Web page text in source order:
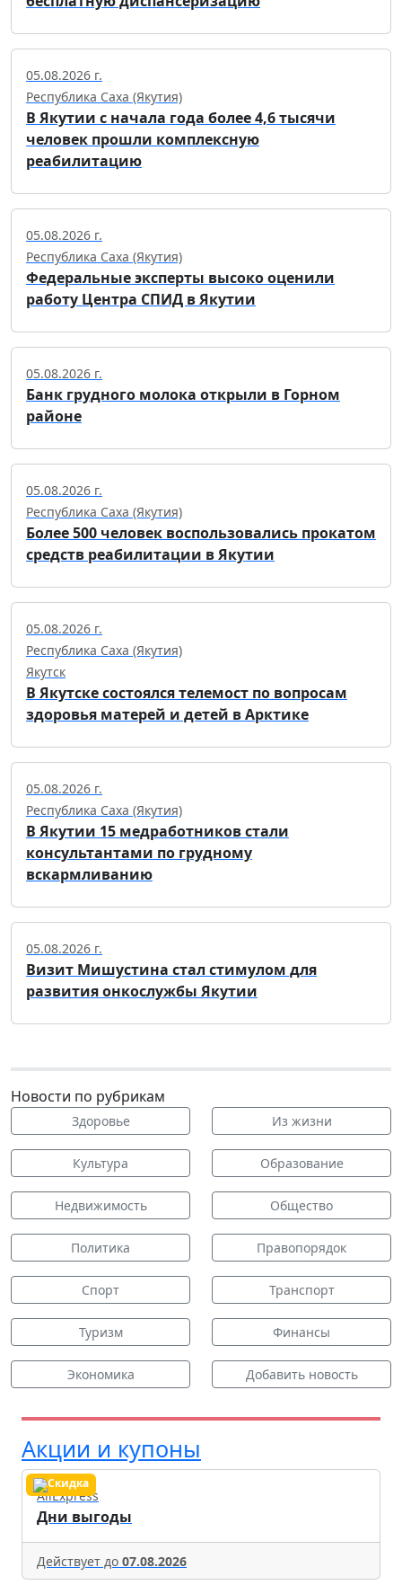
05.08.2026 г.
Республика Саха (Якутия)
В Якутии с начала года более 4,6 тысячи
человек прошли комплексную
реабилитацию
05.08.2026 г.
Республика Саха (Якутия)
Федеральные эксперты высоко оценили
работу Центра СПИД в Якутии
05.08.2026 г.
Банк грудного молока открыли в Горном
районе
05.08.2026 г.
Республика Саха (Якутия)
Более 500 человек воспользовались прокатом
средств реабилитации в Якутии
05.08.2026 г.
Республика Саха (Якутия)
Якутск
В Якутске состоялся телемост по вопросам
здоровья матерей и детей в Арктике
05.08.2026 г.
Республика Саха (Якутия)
В Якутии 15 медработников стали
консультантами по грудному
вскармливанию
05.08.2026 г.
Визит Мишустина стал стимулом для
развития онкослужбы Якутии
Новости по рубрикам
Здоровье Из жизни
Культура Образование
Недвижимость Общество
Политика Правопорядок
Спорт Транспорт
Туризм Финансы
Экономика Добавить новость
Акции и купоны
AliExpress
Дни выгоды
Действует до 07.08.2026